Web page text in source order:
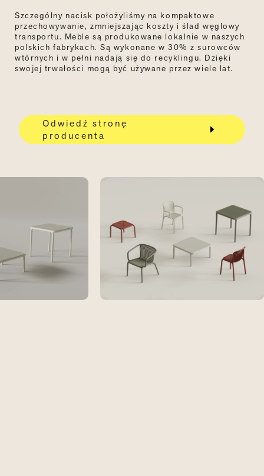
Szczególny nacisk położyliśmy na kompaktowe
przechowywanie, zmniejszając koszty i ślad węglowy
transportu. Meble są produkowane lokalnie w naszych
polskich fabrykach. Są wykonane w 30% z surowców
wtórnych i w pełni nadają się do recyklingu. Dzięki
swojej trwałości mogą być używane przez wiele lat.
Odwiedź stronę
producenta